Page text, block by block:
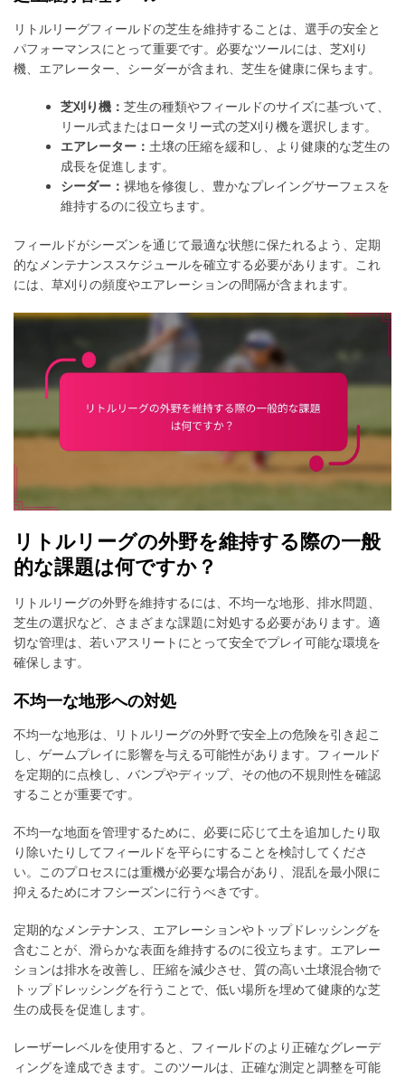
リトルリーグフィールドの芝生を維持することは、選手の安全と
パフォーマンスにとって重要です。必要なツールには、芝刈り
機、エアレーター、シーダーが含まれ、芝生を健康に保ちます。
芝刈り機：芝生の種類やフィールドのサイズに基づいて、
リール式またはロータリー式の芝刈り機を選択します。
エアレーター： 土壌の圧縮を緩和し、より健康的な芝生の
成長を促進します。
シーダー：裸地を修復し、豊かなプレイングサーフェスを
維持するのに役立ちます。
フィールドがシーズンを通じて最適な状態に保たれるよう、定期
的なメンテナンススケジュールを確立する必要があります。これ
には、草刈りの頻度やエアレーションの間隔が含まれます。
リトルリーグの外野を維持する際の一般
的な課題は何ですか？
リトルリーグの外野を維持するには、不均一な地形、排水問題、
芝生の選択など、さまざまな課題に対処する必要があります。適
切な管理は、若いアスリートにとって安全でプレイ可能な環境を
確保します。
不均一な地形への対処
不均一な地形は、リトルリーグの外野で安全上の危険を引き起こ
し、ゲームプレイに影響を与える可能性があります。フィールド
を定期的に点検し、バンプやディップ、その他の不規則性を確認
することが重要です。
不均一な地面を管理するために、必要に応じて土を追加したり取
り除いたりしてフィールドを平らにすることを検討してくださ
い。このプロセスには重機が必要な場合があり、混乱を最小限に
抑えるためにオフシーズンに行うべきです。
定期的なメンテナンス、エアレーションやトップドレッシングを
含むことが、滑らかな表面を維持するのに役立ちます。エアレー
ションは排水を改善し、圧縮を減少させ、質の高い土壌混合物で
トップドレッシングを行うことで、低い場所を埋めて健康的な芝
生の成長を促進します。
レーザーレベルを使用すると、フィールドのより正確なグレーデ
ィングを達成できます。このツールは、正確な測定と調整を可能